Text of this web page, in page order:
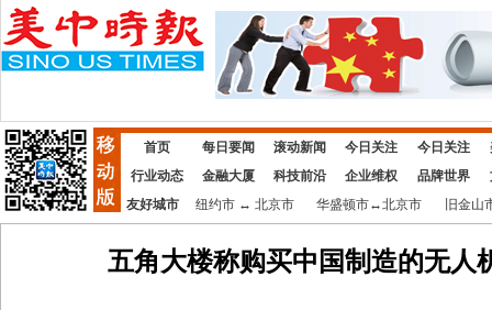
首页 每日要闻 滚动新闻 今日关注 今日关注
行业动态
金融大厦 科技前沿 企业维权 品牌世界
友好城市
纽约市↔ 北京市 华盛顿市↔北京市 旧金山
五角大楼称购买中国制造的无人